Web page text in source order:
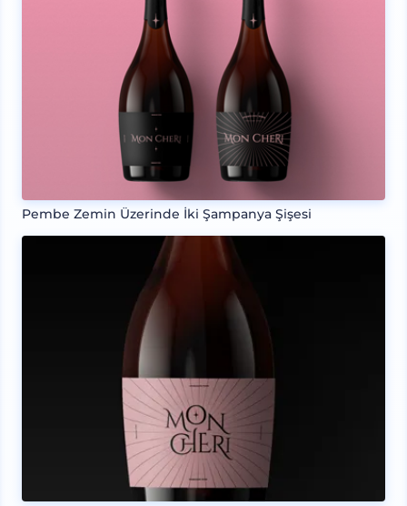
Pembe Zemin Üzerinde İki Şampanya Şişesi